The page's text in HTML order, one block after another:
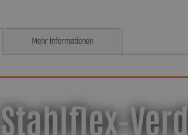
Stahlflex-
Mehr Informationen